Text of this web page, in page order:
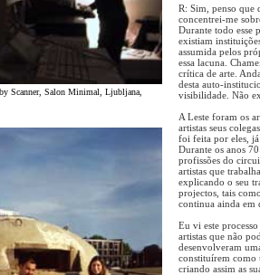
Scanner, Salon Minimal, Ljubljana,
R: Sim, penso que
concentrei-me
Durante todo esse
existiam
assumida pelos
essa lacuna.
crítica de arte.
desta auto-
visibilidade. Não
A Leste foram os
artistas seus
foi feita por eles,
Durante os anos
profissões do
artistas que
explicando o seu
projectos, tais
continua ainda em
Eu vi este
artistas que não
desenvolveram
constituírem como
criando assim as